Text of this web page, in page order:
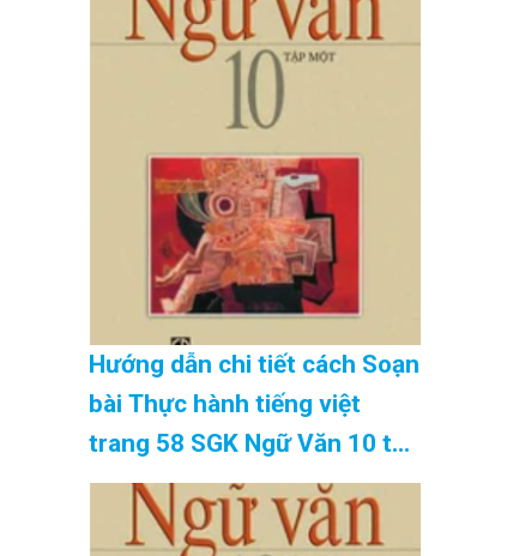
10 tập 2 Kết nối tri thức –
hay nhất Cập Nhật 08/2026
Hướng dẫn chi tiết cách Soạn
bài Thực hành tiếng việt
trang 58 SGK Ngữ Văn 10 tập
2 Kết nối tri thức – hay nhất
Cập Nhật 08/2026